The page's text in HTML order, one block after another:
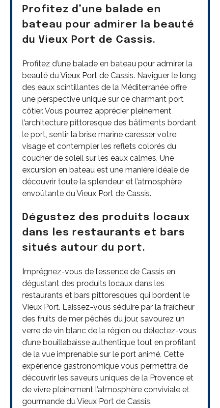
Profitez d’une balade en
bateau pour admirer la beauté
du Vieux Port de Cassis.
Profitez d’une balade en bateau pour admirer la
beauté du Vieux Port de Cassis. Naviguer le long
des eaux scintillantes de la Méditerranée offre
une perspective unique sur ce charmant port
côtier. Vous pourrez apprécier pleinement
l’architecture pittoresque des bâtiments bordant
le port, sentir la brise marine caresser votre
visage et contempler les reflets colorés du
coucher de soleil sur les eaux calmes. Une
excursion en bateau est une manière idéale de
découvrir toute la splendeur et l’atmosphère
envoûtante du Vieux Port de Cassis.
Dégustez des produits locaux
dans les restaurants et bars
situés autour du port.
Imprégnez-vous de l’essence de Cassis en
dégustant des produits locaux dans les
restaurants et bars pittoresques qui bordent le
Vieux Port. Laissez-vous séduire par la fraîcheur
des fruits de mer pêchés du jour, savourez un
verre de vin blanc de la région ou délectez-vous
d’une bouillabaisse authentique tout en profitant
de la vue imprenable sur le port animé. Cette
expérience gastronomique vous permettra de
découvrir les saveurs uniques de la Provence et
de vivre pleinement l’atmosphère conviviale et
gourmande du Vieux Port de Cassis.